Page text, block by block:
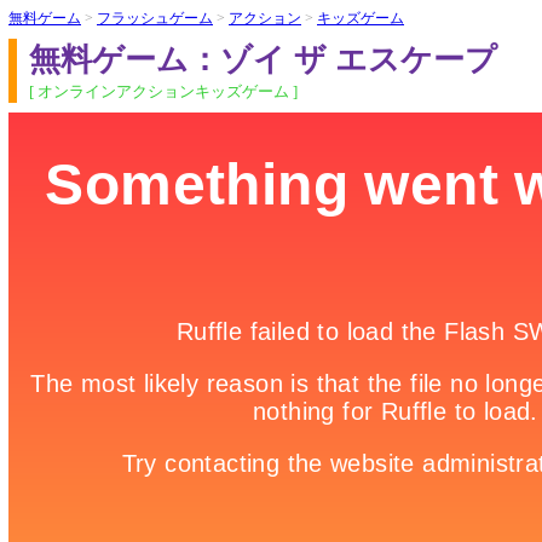
無料ゲーム > フラッシュゲーム > アクション > キッズゲーム
無料ゲーム：ゾイ ザ エスケープ
[ オンラインアクションキッズゲーム ]